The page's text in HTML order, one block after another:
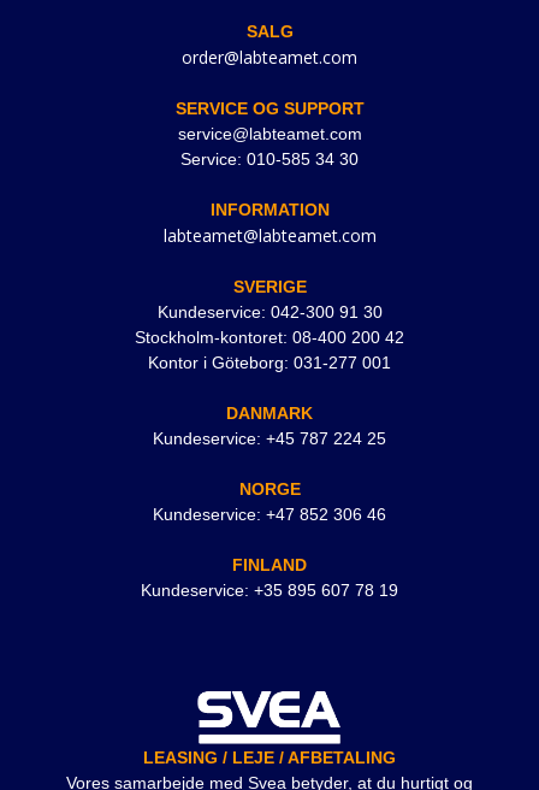
SALG
order@labteamet.com
SERVICE OG SUPPORT
service@labteamet.com
Service: 010-585 34 30
INFORMATION
labteamet@labteamet.com
SVERIGE
Kundeservice: 042-300 91 30
Stockholm-kontoret: 08-400 200 42
Kontor i Göteborg: 031-277 001
DANMARK
Kundeservice: +45 787 224 25
NORGE
Kundeservice: +47 852 306 46
FINLAND
Kundeservice: +35 895 607 78 19
LEASING / LEJE / AFBETALING
Vores samarbejde med Svea betyder, at du hurtigt og